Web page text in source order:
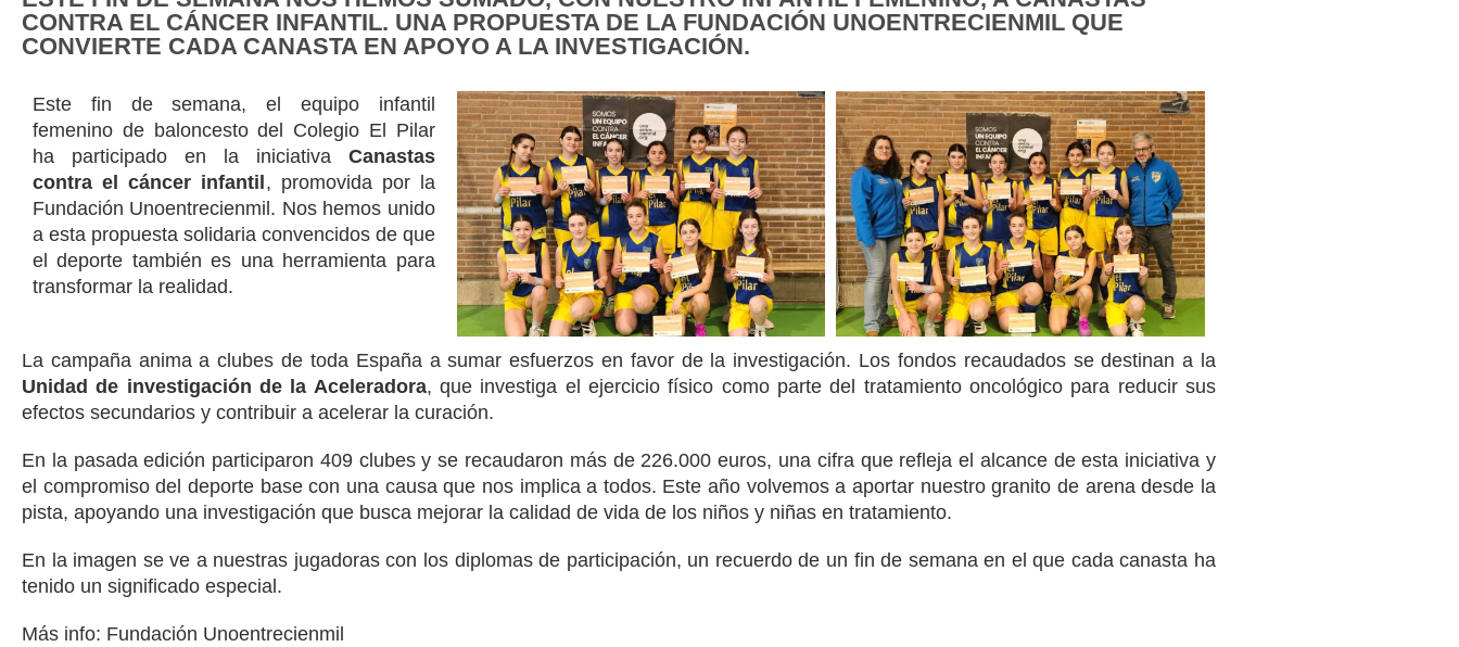
CONTRA EL CÁNCER INFANTIL. UNA PROPUESTA DE LA FUNDACIÓN UNOENTRECIENMIL QUE
CONVIERTE CADA CANASTA EN APOYO A LA INVESTIGACIÓN.
Este fin de semana, el equipo infantil
femenino de baloncesto del Colegio El Pilar
ha participado en la iniciativa Canastas
contra el cáncer infantil , promovida por la
Fundación Unoentrecienmil. Nos hemos unido
a esta propuesta solidaria convencidos de que
el deporte también es una herramienta para
transformar la realidad.
La campaña anima a clubes de toda España a sumar esfuerzos en favor de la investigación. Los fondos recaudados se destinan a la
Unidad de investigación de la Aceleradora, que investiga el ejercicio físico como parte del tratamiento oncológico para reducir sus
efectos secundarios y contribuir a acelerar la curación.
En la pasada edición participaron 409 clubes y se recaudaron más de 226.000 euros, una cifra que refleja el alcance de esta iniciativa y
el compromiso del deporte base con una causa que nos implica a todos. Este año volvemos a aportar nuestro granito de arena desde la
pista, apoyando una investigación que busca mejorar la calidad de vida de los niños y niñas en tratamiento.
En la imagen se ve a nuestras jugadoras con los diplomas de participación, un recuerdo de un fin de semana en el que cada canasta ha
tenido un significado especial.
Más info: Fundación Unoentrecienmil